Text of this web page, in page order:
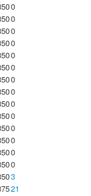
0
0
0
0
0
0
0
0
0
0
0
0
0
0
3
21